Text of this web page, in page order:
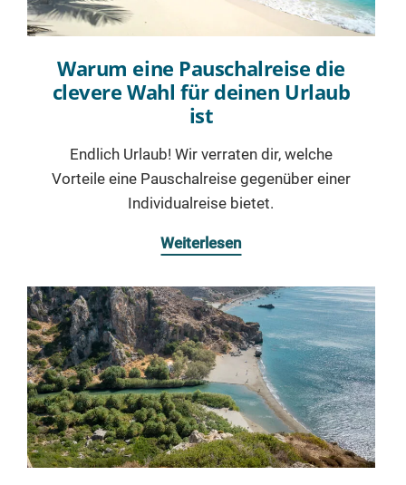
Warum eine Pauschalreise die
clevere Wahl für deinen Urlaub
ist
Endlich Urlaub! Wir verraten dir, welche
Vorteile eine Pauschalreise gegenüber einer
Individualreise bietet.
Weiterlesen